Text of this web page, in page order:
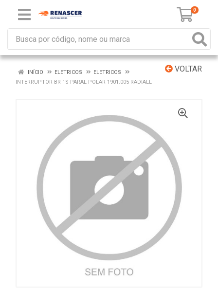
0
VOLTAR
INÍCIO ELETRICOS
ELETRICOS
INTERRUPTOR BR 1S PARAL POLAR 1901.005 RADIALL